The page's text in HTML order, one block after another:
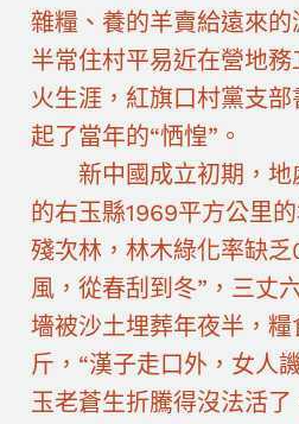
雜糧、養的羊賣給遠來
半常住村平易近在營地
火生涯，紅旗口村黨支
起了當年的“恓惶”。
新中國成立初期，地
的右玉縣1969平方公里
殘次林，林木綠化率缺
風，從春刮到冬”，三丈
墻被沙土埋葬年夜半，
斤，“漢子走口外，女人
玉老蒼生折騰得沒法活了